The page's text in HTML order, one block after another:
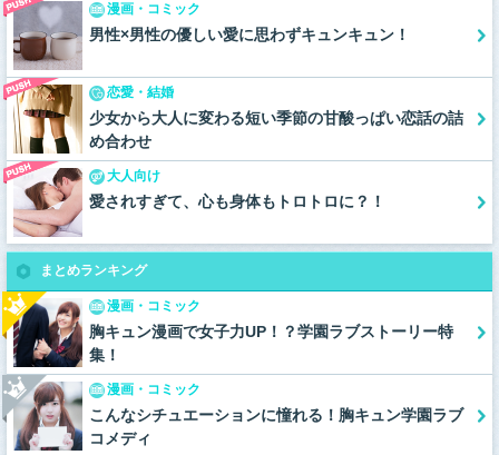
漫画・コミック
男性×男性の優しい愛に思わずキュンキュン！
恋愛・結婚
少女から大人に変わる短い季節の甘酸っぱい恋話の詰
め合わせ
大人向け
愛されすぎて、心も身体もトロトロに？！
まとめランキング
漫画・コミック
胸キュン漫画で女子力UP！？学園ラブストーリー特
集！
漫画・コミック
こんなシチュエーションに憧れる！胸キュン学園ラブ
コメディ